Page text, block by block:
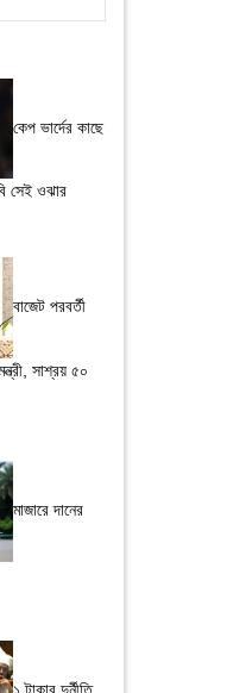
কেপ ভার্দের কাছে
সেই ওঝার
বাজেট পরবর্তী
সাশ্রয় ৫০
মাজারে দানের
১ টাকার দুর্নীতি